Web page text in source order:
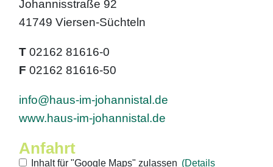
Johannisstraße 92
41749 Viersen-Süchteln
T 02162 81616-0
F 02162 81616-50
info@haus-im-johannistal.de
www.haus-im-johannistal.de
Anfahrt
Inhalt für "Google Maps" zulassen (Details